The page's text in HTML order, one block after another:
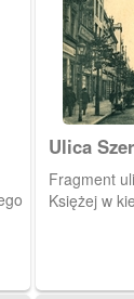
Ulica
Fragment
Księżej w